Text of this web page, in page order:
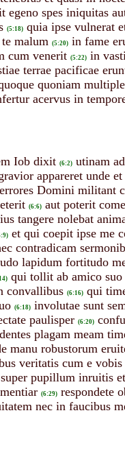
egeno spes iniquitas
(5:18) quia ipse vulnerat
malum
(5:20) in fame
cum venerit (5:22) in
terrae pacificae
quoniam
acervus in
Iob dixit (6:2) utinam
appareret unde
Domini militant
(6:6) aut poterit
tangere nolebat
et qui coepit ipse me
contradicam
lapidum fortitudo
qui tollit ab amico
convallibus (6:16) qui
(6:18) involutae sunt
paulisper (6:20)
plagam meam
manu robustorum
veritatis cum e
super pupillum inruitis
(6:29) respondete
nec in faucibus